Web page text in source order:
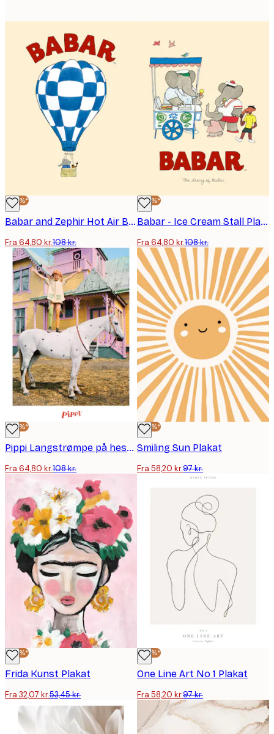
-40%*
Babar and Zephir Hot Air Balloon Plakat
Fra 64,80 kr.108 kr.
-40%*
Babar - Ice Cream Stall Plakat
Fra 64,80 kr.108 kr.
-40%*
Pippi Langstrømpe på hest plakat
Fra 64,80 kr.108 kr.
-40%*
Smiling Sun Plakat
Fra 58,20 kr.97 kr.
-40%*
Frida Kunst Plakat
Fra 32,07 kr.53,45 kr.
-40%*
One Line Art No 1 Plakat
Fra 58,20 kr.97 kr.